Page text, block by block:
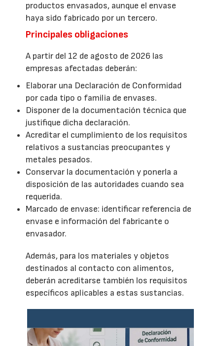
productos envasados, aunque el envase
haya sido fabricado por un tercero.
Principales obligaciones
A partir del 12 de agosto de 2026 las
empresas afectadas deberán:
Elaborar una Declaración de Conformidad
por cada tipo o familia de envases.
Disponer de la documentación técnica que
justifique dicha declaración.
Acreditar el cumplimiento de los requisitos
relativos a sustancias preocupantes y
metales pesados.
Conservar la documentación y ponerla a
disposición de las autoridades cuando sea
requerida.
Marcado de envase: identificar referencia de
envase e información del fabricante o
envasador.
Además, para los materiales y objetos
destinados al contacto con alimentos,
deberán acreditarse también los requisitos
específicos aplicables a estas sustancias.